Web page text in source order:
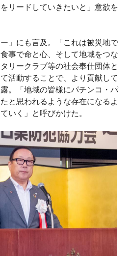
リードしていきたいと」意欲を
」にも言及。「これは被災地で
事で命と心、そして地域をつな
リークラブ等の社会奉仕団体と
活動することで、より貢献して
。「地域の皆様にパチンコ・パ
と思われるような存在になるよ
いく」と呼びかけた。